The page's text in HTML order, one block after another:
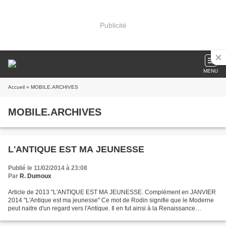
Publicité
MENU
Accueil » MOBILE.ARCHIVES
MOBILE.ARCHIVES
L'ANTIQUE EST MA JEUNESSE
Publié le 11/02/2014 à 23:08
Par R. Dumoux
Article de 2013 "L'ANTIQUE EST MA JEUNESSE. Complément en JANVIER
2014 "L'Antique est ma jeunesse" Ce mot de Rodin signifie que le Moderne
peut naitre d'un regard vers l'Antique. Il en fut ainsi à la Renaissance